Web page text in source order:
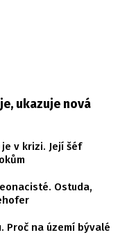
ukazuje nová
v krizi. Její šéf
Ostuda,
Proč na území bývalé